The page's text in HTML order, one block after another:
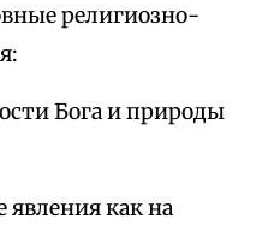
религиозно-
Бога и природы
как на